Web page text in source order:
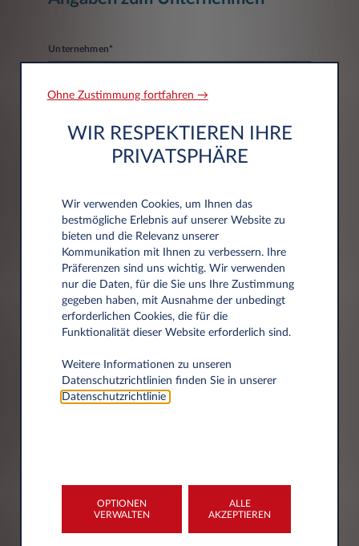
Unternehmen*
Postleitzahl*
Ihre personenbezogenen Daten werden von
Ohne Zustimmung fortfahren →
WIR RESPEKTIEREN IHRE
PRIVATSPHÄRE
Wir verwenden Cookies, um Ihnen das
bestmögliche Erlebnis auf unserer Website zu
bieten und die Relevanz unserer
Kommunikation mit Ihnen zu verbessern. Ihre
Präferenzen sind uns wichtig. Wir verwenden
nur die Daten, für die Sie uns Ihre Zustimmung
gegeben haben, mit Ausnahme der unbedingt
erforderlichen Cookies, die für die
Funktionalität dieser Website erforderlich sind.
Weitere Informationen zu unseren
Datenschutzrichtlinien finden Sie in unserer
Datenschutzrichtlinie.
OPTIONEN
VERWALTEN
ALLE
AKZEPTIEREN